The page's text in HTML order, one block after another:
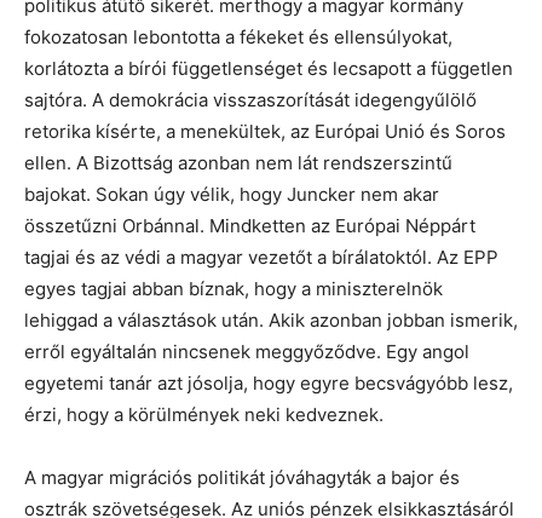
politikus átütő sikerét. merthogy a magyar kormány
fokozatosan lebontotta a fékeket és ellensúlyokat,
korlátozta a bírói függetlenséget és lecsapott a független
sajtóra. A demokrácia visszaszorítását idegengyűlölő
retorika kísérte, a menekültek, az Európai Unió és Soros
ellen. A Bizottság azonban nem lát rendszerszintű
bajokat. Sokan úgy vélik, hogy Juncker nem akar
összetűzni Orbánnal. Mindketten az Európai Néppárt
tagjai és az védi a magyar vezetőt a bírálatoktól. Az EPP
egyes tagjai abban bíznak, hogy a miniszterelnök
lehiggad a választások után. Akik azonban jobban ismerik,
erről egyáltalán nincsenek meggyőződve. Egy angol
egyetemi tanár azt jósolja, hogy egyre becsvágyóbb lesz,
érzi, hogy a körülmények neki kedveznek.
A magyar migrációs politikát jóváhagyták a bajor és
osztrák szövetségesek. Az uniós pénzek elsikkasztásáról